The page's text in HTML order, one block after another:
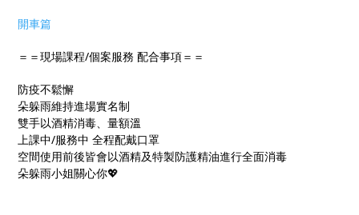
開車篇
＝＝現場課程/個案服務 配合事項＝＝
防疫不鬆懈
朵躲雨維持進場實名制
雙手以酒精消毒、量額溫
上課中/服務中 全程配戴口罩
空間使用前後皆會以酒精及特製防護精油進行全面消毒
朵躲雨小姐關心你💖